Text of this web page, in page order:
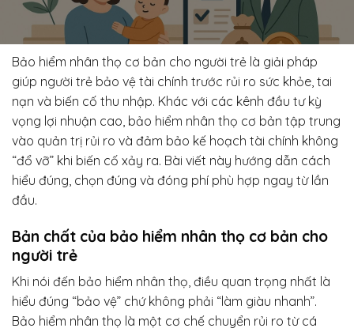
Bảo hiểm nhân thọ cơ bản cho người trẻ là giải pháp
giúp người trẻ bảo vệ tài chính trước rủi ro sức khỏe, tai
nạn và biến cố thu nhập. Khác với các kênh đầu tư kỳ
vọng lợi nhuận cao, bảo hiểm nhân thọ cơ bản tập trung
vào quản trị rủi ro và đảm bảo kế hoạch tài chính không
“đổ vỡ” khi biến cố xảy ra. Bài viết này hướng dẫn cách
hiểu đúng, chọn đúng và đóng phí phù hợp ngay từ lần
đầu.
Bản chất của bảo hiểm nhân thọ cơ bản cho
người trẻ
Khi nói đến bảo hiểm nhân thọ, điều quan trọng nhất là
hiểu đúng “bảo vệ” chứ không phải “làm giàu nhanh”.
Bảo hiểm nhân thọ là một cơ chế chuyển rủi ro từ cá